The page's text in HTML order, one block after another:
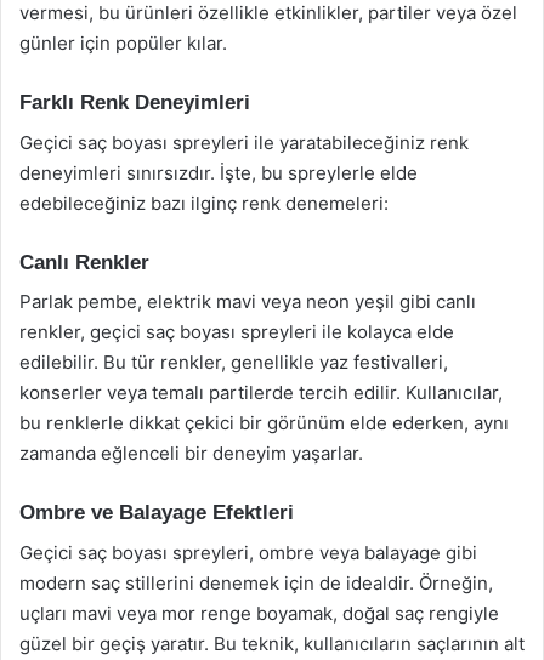
vermesi, bu ürünleri özellikle etkinlikler, partiler veya özel
günler için popüler kılar.
Farklı Renk Deneyimleri
Geçici saç boyası spreyleri ile yaratabileceğiniz renk
deneyimleri sınırsızdır. İşte, bu spreylerle elde
edebileceğiniz bazı ilginç renk denemeleri:
Canlı Renkler
Parlak pembe, elektrik mavi veya neon yeşil gibi canlı
renkler, geçici saç boyası spreyleri ile kolayca elde
edilebilir. Bu tür renkler, genellikle yaz festivalleri,
konserler veya temalı partilerde tercih edilir. Kullanıcılar,
bu renklerle dikkat çekici bir görünüm elde ederken, aynı
zamanda eğlenceli bir deneyim yaşarlar.
Ombre ve Balayage Efektleri
Geçici saç boyası spreyleri, ombre veya balayage gibi
modern saç stillerini denemek için de idealdir. Örneğin,
uçları mavi veya mor renge boyamak, doğal saç rengiyle
güzel bir geçiş yaratır. Bu teknik, kullanıcıların saçlarının alt